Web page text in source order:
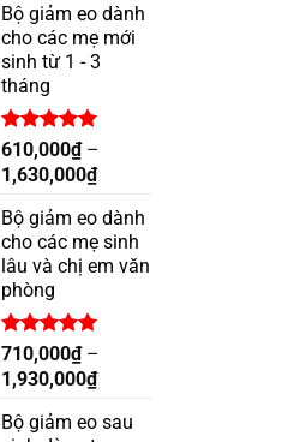
là:
240,000₫.
tại
là:
190,000₫.
Bộ giảm eo dành
cho các mẹ mới
sinh từ 1 - 3
tháng
Được xếp
hạng5.00
5 sao
610,000₫–
1,630,000₫
Bộ giảm eo dành
cho các mẹ sinh
lâu và chị em văn
phòng
Được xếp
hạng5.00
5 sao
710,000₫–
1,930,000₫
Bộ giảm eo sau